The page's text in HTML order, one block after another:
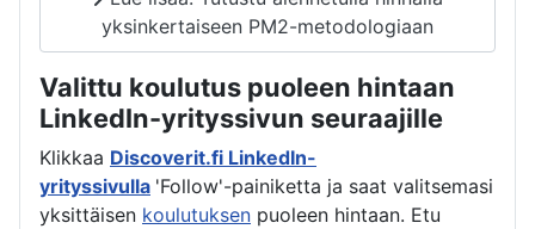
yksinkertaiseen PM2-metodologiaan
Valittu koulutus puoleen hintaan
LinkedIn-yrityssivun seuraajille
Klikkaa Discoverit.fi LinkedIn-
yrityssivulla 'Follow'-painiketta ja saat valitsemasi
yksittäisen koulutuksen puoleen hintaan. Etu